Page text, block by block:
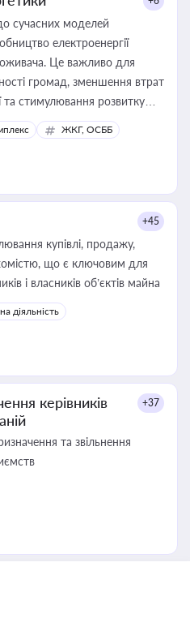
сучасних моделей
електроенергії
Це важливо для
громад, зменшення втрат
та стимулювання розвитку
ЖКГ, ОСББ
+45
купівлі, продажу,
що є ключовим для
і власників об’єктів майна
діяльність
керівників
+37
та звільнення